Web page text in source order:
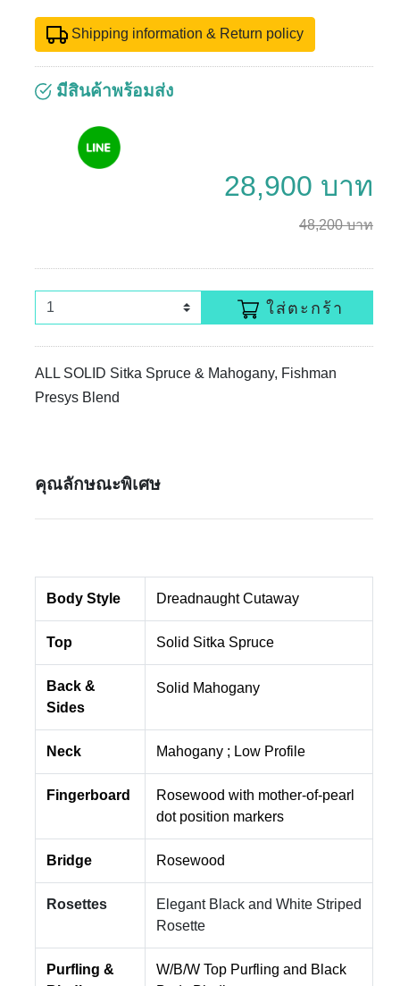
Shipping information & Return policy
มีสินค้าพร้อมส่ง
28,900 บาท
48,200 บาท
ใส่ตะกร้า
ALL SOLID Sitka Spruce & Mahogany, Fishman
Presys Blend
คุณลักษณะพิเศษ
Body Style Dreadnaught Cutaway
Top Solid Sitka Spruce
Back &
Sides
Solid Mahogany
Neck Mahogany ; Low Profile
Fingerboard Rosewood with mother-of-pearl
dot position markers
Bridge Rosewood
Rosettes
Elegant Black and White Striped
Rosette
Purfling &
W/B/W Top Purfling and Black